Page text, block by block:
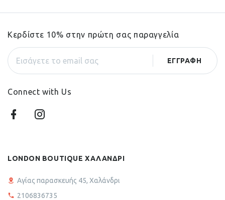
Κερδίστε 10% στην πρώτη σας παραγγελία
Connect with Us
LONDON BOUTIQUE ΧΑΛΑΝΔΡΙ
Αγίας παρασκευής 45, Χαλάνδρι
2106836735